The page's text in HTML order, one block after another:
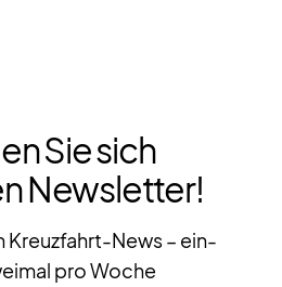
Sie sich
Newsletter!
Kreuzfahrt-News – ein-
pro Woche